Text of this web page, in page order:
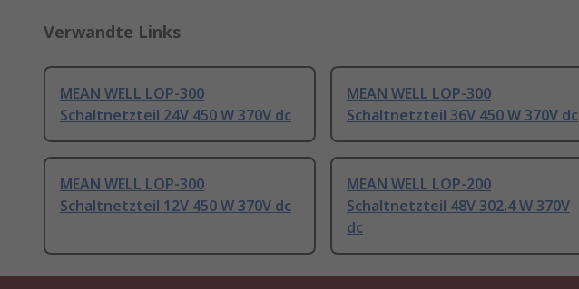
Verwandte Links
MEAN WELL LOP-300
Schaltnetzteil 24V 450 W 370V dc
MEAN WELL LOP-300
Schaltnetzteil 36V 450 W 370V dc
MEAN WELL LOP-300
Schaltnetzteil 12V 450 W 370V dc
MEAN WELL LOP-200
Schaltnetzteil 48V 302.4 W 370V
dc